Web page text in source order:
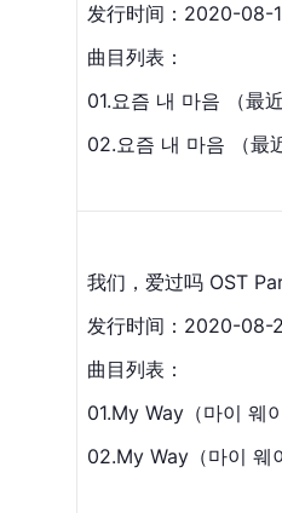
发行时间：2020-08-
曲目列表：
01.요즘 내 마음 （最
02.요즘 내 마음 （最
我们，爱过吗 OST
发行时间：2020-08-
曲目列表：
01.My Way（마이 웨
02.My Way（마이